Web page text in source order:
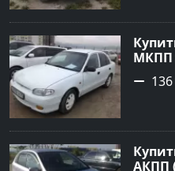
МКПП
Седан
АКПП